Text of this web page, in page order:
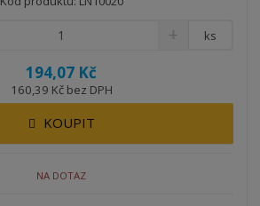
194,07 Kč
160,39 Kč bez DPH
ks
KOUPIT
NA DOTAZ